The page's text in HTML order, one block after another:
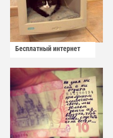
Бесплатный интернет